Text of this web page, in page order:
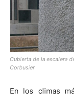
Cubierta de la escalera
Corbusier
En los climas